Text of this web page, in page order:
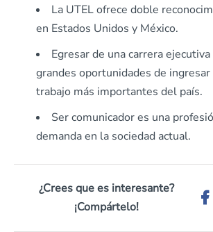
La UTEL ofrece doble
en Estados Unidos y México.
Egresar de una carrera
grandes oportunidades de ingresar
trabajo más importantes del país.
Ser comunicador es una
demanda en la sociedad actual.
¿Crees que es interesante?
¡Compártelo!